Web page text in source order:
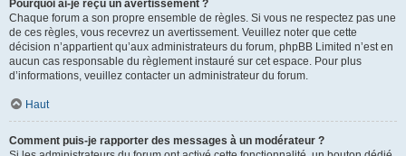
Pourquoi ai-je reçu un avertissement ?
Chaque forum a son propre ensemble de règles. Si vous ne respectez pas une
de ces règles, vous recevrez un avertissement. Veuillez noter que cette
décision n’appartient qu’aux administrateurs du forum, phpBB Limited n’est en
aucun cas responsable du règlement instauré sur cet espace. Pour plus
d’informations, veuillez contacter un administrateur du forum.
Haut
Comment puis-je rapporter des messages à un modérateur ?